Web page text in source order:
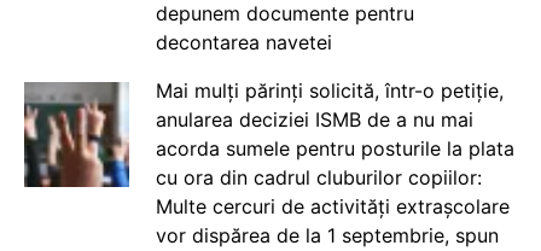
depunem documente pentru
decontarea navetei
Mai mulți părinți solicită, într-o petiție,
anularea deciziei ISMB de a nu mai
acorda sumele pentru posturile la plata
cu ora din cadrul cluburilor copiilor:
Multe cercuri de activități extrașcolare
vor dispărea de la 1 septembrie, spun